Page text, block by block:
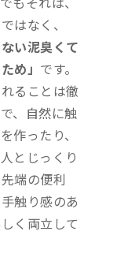
はなく、
い泥臭くて
め」 です。
ることは徹
、自然に触
作ったり、
とじっくり
端の便利
触り感のあ
く両立して